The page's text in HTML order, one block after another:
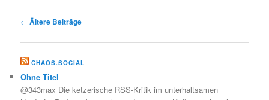
Beitragsnavigation
← Ältere Beiträge
CHAOS.SOCIAL
Ohne Titel
@343max Die ketzerische RSS-Kritik im unterhaltsamen